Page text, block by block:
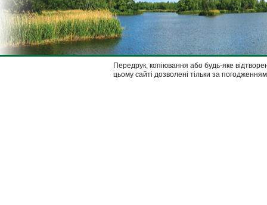
Передрук, копіювання або будь-яке
цьому сайті дозволені тільки за